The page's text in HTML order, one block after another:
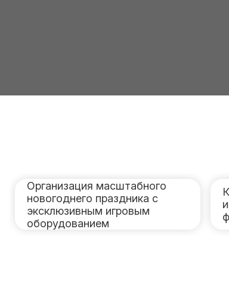
Организация масштабного
новогоднего праздника с
эксклюзивным игровым
оборудованием